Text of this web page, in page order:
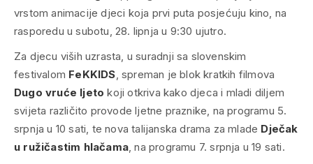
vrstom animacije djeci koja prvi puta posjećuju kino, na
rasporedu u subotu, 28. lipnja u 9:30 ujutro.
Za djecu viših uzrasta, u suradnji sa slovenskim
festivalom FeKKIDS, spreman je blok kratkih filmova
Dugo vruće ljeto koji otkriva kako djeca i mladi diljem
svijeta različito provode ljetne praznike, na programu 5.
srpnja u 10 sati, te nova talijanska drama za mlade Dječak
u ružičastim hlačama, na programu 7. srpnja u 19 sati.